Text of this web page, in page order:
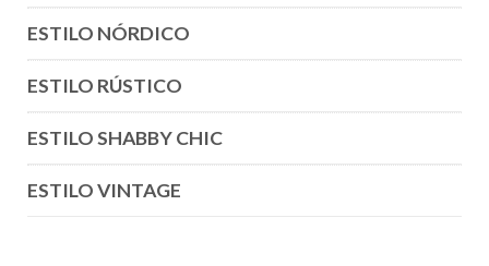
ESTILO NÓRDICO
ESTILO RÚSTICO
ESTILO SHABBY CHIC
ESTILO VINTAGE